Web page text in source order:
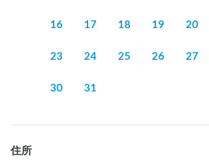
16 17 18 19 20
23 24 25 26 27
30 31
住所